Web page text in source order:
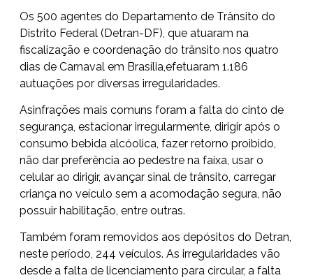
Os 500 agentes do Departamento de Trânsito do
Distrito Federal (Detran-DF), que atuaram na
fiscalização e coordenação do trânsito nos quatro
dias de Carnaval em Brasília,efetuaram 1.186
autuações por diversas irregularidades.
Asinfrações mais comuns foram a falta do cinto de
segurança, estacionar irregularmente, dirigir após o
consumo bebida alcóolica, fazer retorno proibido,
não dar preferência ao pedestre na faixa, usar o
celular ao dirigir, avançar sinal de trânsito, carregar
criança no veículo sem a acomodação segura, não
possuir habilitação, entre outras.
Também foram removidos aos depósitos do Detran,
neste período, 244 veículos. As irregularidades vão
desde a falta de licenciamento para circular, a falta